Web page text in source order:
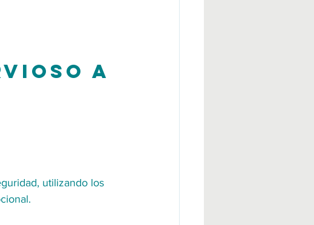
a
utilizando los